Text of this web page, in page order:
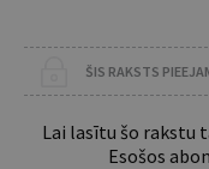
ŠIS RAKSTS
Lai lasītu šo rakstu
Esošos